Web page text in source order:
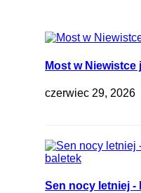
Most w
czerwiec 29, 2026
Sen nocy letniej